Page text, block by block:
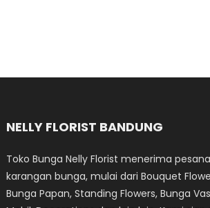
NELLY FLORIST BANDUNG
Toko Bunga Nelly Florist menerima
karangan bunga, mulai dari Bouquet
Bunga Papan, Standing Flowers, Bunga